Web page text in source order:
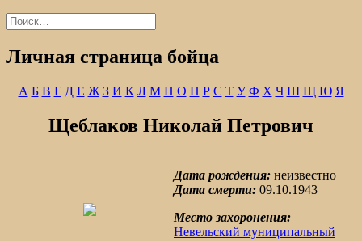
Найти:
Личная страница бойца
А Б В Г Д Е Ж З И К Л М Н О П Р С Т У Ф Х Ч Ш Щ Ю Я
Щеблаков Николай Петрович
Дата рождения: неизвестно
Дата смерти: 09.10.1943
Место захоронения:
Невельский муниципальный